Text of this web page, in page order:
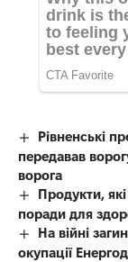
Рівненські
передавав
ворога
Продукти,
поради для
На війні
окупації